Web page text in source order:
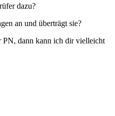
dazu?
an und überträgt sie?
PN, dann kann ich dir vielleicht